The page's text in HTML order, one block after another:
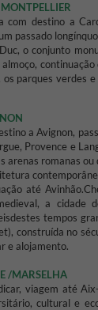
com destino a
passado
o conjunto
almoço,
parques verdes
a Avignon,
Provence e
arenas romanas
até Avinhão.
a
tempos
construída no
e alojamento.
/MARSELHA
viagem até
cultural e